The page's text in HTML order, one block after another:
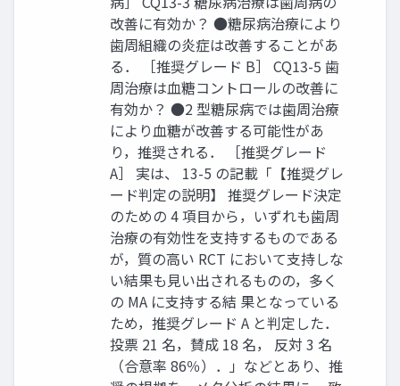
改善に有効か？ ●糖尿病治療により
歯周組織の炎症は改善することがあ
る． ［推奨グレード B］ CQ13-5 歯
周治療は血糖コントロールの改善に
有効か？ ●2 型糖尿病では歯周治療
により血糖が改善する可能性があ
り，推奨される． ［推奨グレード
A］ 実は、 13-5 の記載「【推奨グレ
ード判定の説明】 推奨グレード決定
のための 4 項目から，いずれも歯周
治療の有効性を支持するものである
が，質の高い RCT において支持しな
い結果も見い出されるものの，多く
の MA に支持する結 果となっている
ため，推奨グレード A と判定した．
投票 21 名，賛成 18 名， 反対 3 名
（合意率 86％）．」などとあり、推